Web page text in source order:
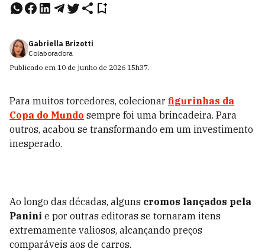
Gabriella Brizotti
Colaboradora
Publicado em 10 de junho de 2026 15h37.
Para muitos torcedores, colecionar figurinhas da
Copa do Mundo sempre foi uma brincadeira. Para
outros, acabou se transformando em um investimento
inesperado.
Ao longo das décadas, alguns cromos lançados pela
Panini e por outras editoras se tornaram itens
extremamente valiosos, alcançando preços
comparáveis aos de carros.